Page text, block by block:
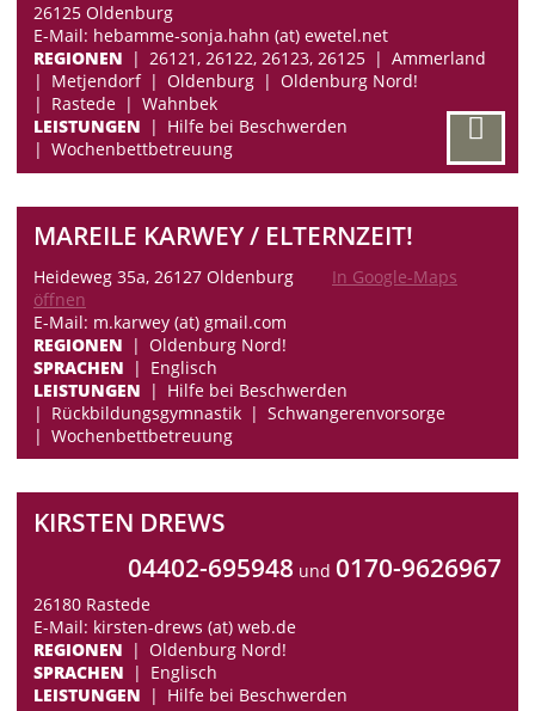
26125 Oldenburg
E-Mail: hebamme-sonja.hahn (at) ewetel.net
REGIONEN
26121, 26122, 26123, 26125
Ammerland
Metjendorf
Oldenburg
Oldenburg Nord!
Rastede
Wahnbek
LEISTUNGEN
Hilfe bei Beschwerden
Wochenbettbetreuung
MAREILE KARWEY / ELTERNZEIT!
Heideweg 35a, 26127 Oldenburg
In Google-Maps
öffnen
E-Mail: m.karwey (at) gmail.com
REGIONEN
Oldenburg Nord!
SPRACHEN
Englisch
LEISTUNGEN
Hilfe bei Beschwerden
Rückbildungsgymnastik
Schwangerenvorsorge
Wochenbettbetreuung
KIRSTEN DREWS
04402-695948 und 0170-9626967
26180 Rastede
E-Mail: kirsten-drews (at) web.de
REGIONEN
Oldenburg Nord!
SPRACHEN
Englisch
LEISTUNGEN
Hilfe bei Beschwerden